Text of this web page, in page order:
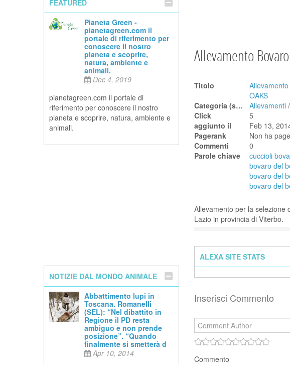
FEATURED
Pianeta Green -
pianetagreen.com il
portale di riferimento per
conoscere il nostro
pianeta e scoprire,
natura, ambiente e
animali.
Dec 4, 2019
pianetagreen.com il portale di
riferimento per conoscere il nostro
pianeta e scoprire, natura, ambiente e
animali.
NOTIZIE DAL MONDO ANIMALE
Abbattimento lupi in
Toscana. Romanelli
(SEL): “Nel dibattito in
Regione il PD resta
ambiguo e non prende
posizione”. “Quando
finalmente si smetterà d
Apr 10, 2014
Allevamento
Titolo
OAKS
Categoria (scegli tra quelle sotto - clicca sulla croce per espanderle)
Allevamenti /
Click
5
aggiunto il
Feb 13,
Pagerank
Non ha
Commenti
0
Parole chiave
cuccioli
bovaro del
bovaro del
bovaro del
Allevamento per la selezione
Lazio in provincia di Viterbo.
ALEXA SITE STATS
Inserisci Commento
Commento